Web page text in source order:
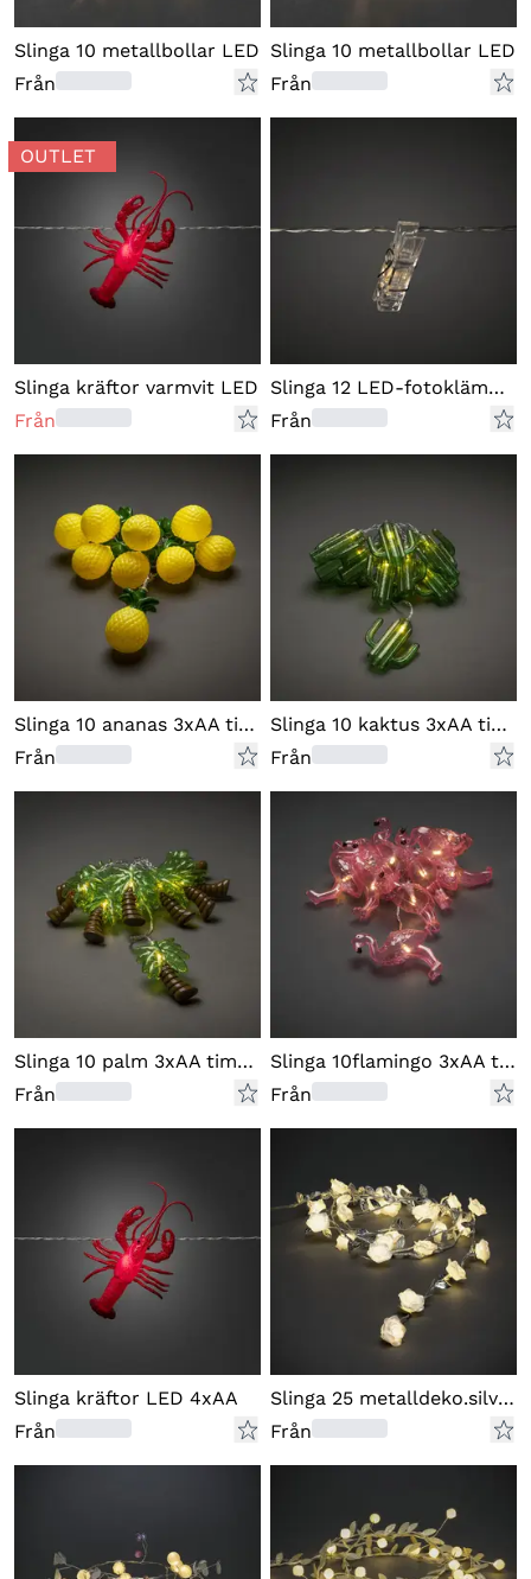
Slinga 10 metallbollar LED
Från
Slinga 10 metallbollar LED
Från
OUTLET
Slinga kräftor varmvit LED
Från
Slinga 12 LED-fotoklämmor
Från
Slinga 10 ananas 3xAA timer 6H
Från
Slinga 10 kaktus 3xAA timer 6H
Från
Slinga 10 palm 3xAA timer 6H
Från
Slinga 10flamingo 3xAA timer6H
Från
Slinga kräftor LED 4xAA
Från
Slinga 25 metalldeko.silverlöv
Från